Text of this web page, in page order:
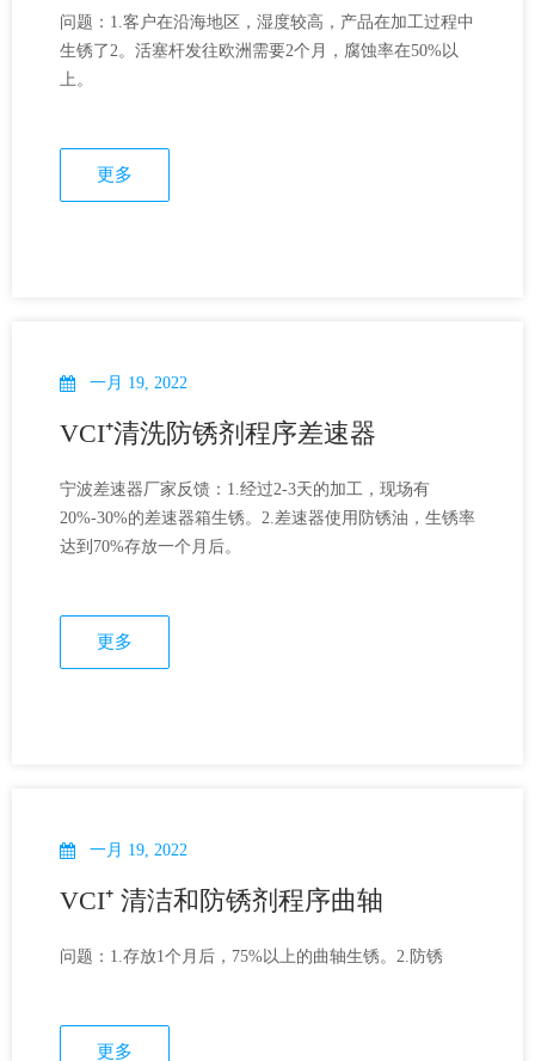
问题：1.客户在沿海地区，湿度较高，产品在加工过程中
生锈了2。活塞杆发往欧洲需要2个月，腐蚀率在50%以
上。
更多
一月 19, 2022
VCI⁺清洗防锈剂程序差速器
宁波差速器厂家反馈：1.经过2-3天的加工，现场有
20%-30%的差速器箱生锈。2.差速器使用防锈油，生锈率
达到70%存放一个月后。
更多
一月 19, 2022
VCI⁺ 清洁和防锈剂程序曲轴
问题：1.存放1个月后，75%以上的曲轴生锈。2.防锈
更多